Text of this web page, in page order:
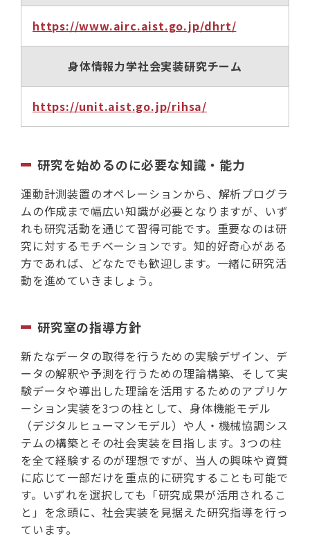
https://www.airc.aist.go.jp/dhrt/
身体情報力学社会実装研究チーム
https://unit.aist.go.jp/rihsa/
研究を始めるのに必要な知識・能力
運動計測装置のオペレーションから、解析プログラ
ムの作成まで幅広い知識が必要となりますが、いず
れも研究活動を通じて習得可能です。重要なのは研
究に対するモチベーションです。知的好奇心がある
方であれば、どなたでも歓迎します。一緒に研究活
動を進めていきましょう。
研究室の指導方針
新たなデータの取得を行うための実験デザイン、デ
ータの解釈や予測を行うための理論構築、そして実
験データや導出した理論を活用するためのアプリケ
ーション実装を3つの柱として、身体機能モデル
（デジタルヒューマンモデル）や人・機械協調シス
テムの構築とその社会実装を目指します。3つの柱
を全て経験するのが理想ですが、当人の興味や資質
に応じて一部だけを重点的に研究することも可能で
す。いずれを選択しても「研究成果が活用されるこ
と」を念頭に、社会実装を見据えた研究指導を行っ
ています。